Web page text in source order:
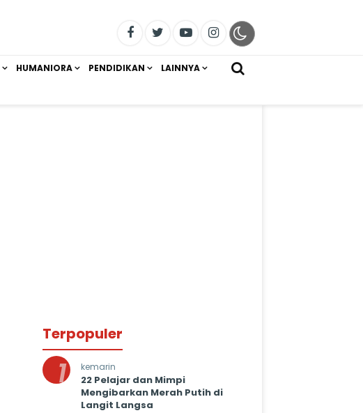
HUMANIORA PENDIDIKAN LAINNYA
Terpopuler
1 kemarin
22 Pelajar dan Mimpi
Mengibarkan Merah Putih di
Langit Langsa